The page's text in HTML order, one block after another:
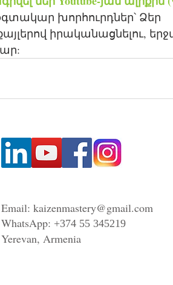
խորհուրդներ՝ Ձեր
իրականացնելու,
Email: kaizenmastery@gmail.com
WhatsApp: +374 55 345219
Yerevan, Armenia